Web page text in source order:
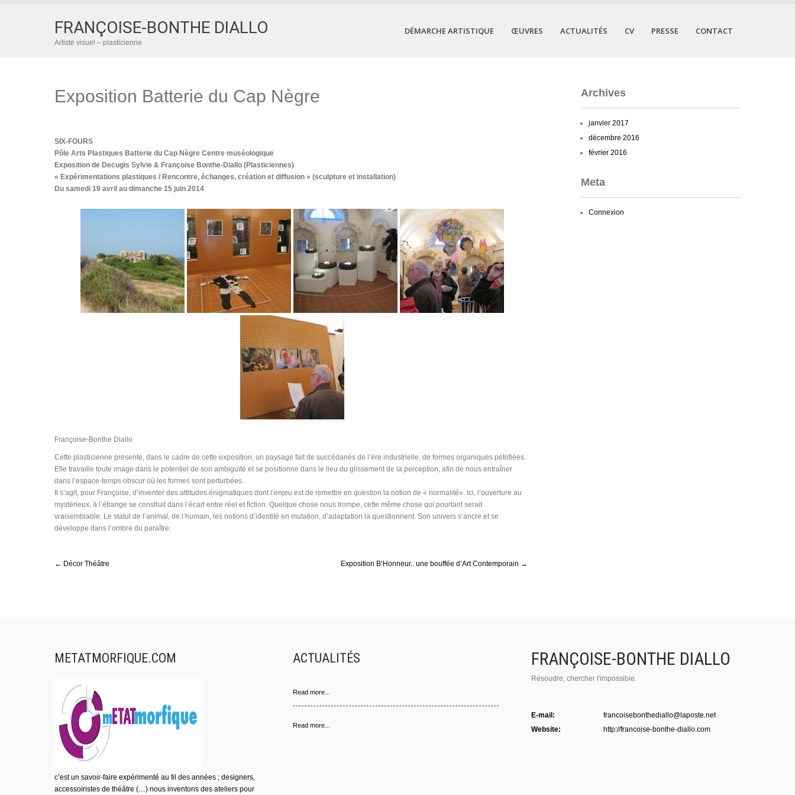
FRANÇOISE-BONTHE DIALLO
Artiste visuel – plasticienne
DÉMARCHE ARTISTIQUE ŒUVRES ACTUALITÉS CV PRESSE CONTACT
Exposition Batterie du Cap Nègre
SIX-FOURS
Pôle Arts Plastiques Batterie du Cap Nègre Centre muséologique
Exposition de Decugis Sylvie & Françoise Bonthe-Diallo (Plasticiennes)
« Expérimentations plastiques / Rencontre, échanges, création et diffusion » (sculpture et installation)
Du samedi 19 avril au dimanche 15 juin 2014
Françoise-Bonthe Diallo
Cette plasticienne présente, dans le cadre de cette exposition, un paysage fait de succédanés de l’ère industrielle, de formes organiques pétrifiées.
Elle travaille toute image dans le potentiel de son ambiguïté et se positionne dans le lieu du glissement de la perception, afin de nous entraîner
dans l’espace-temps obscur où les formes sont perturbées.
Il s’agit, pour Françoise, d’inventer des attitudes énigmatiques dont l’enjeu est de remettre en question la notion de « normalité». Ici, l’ouverture au
mystérieux, à l’étrange se construit dans l’écart entre réel et fiction. Quelque chose nous trompe, cette même chose qui pourtant serait
vraisemblable. Le statut de l’animal, de l’humain, les notions d’identité en mutation, d’adaptation la questionnent. Son univers s’ancre et se
développe dans l’ombre du paraître.
Post
navigation
← Décor Théâtre Exposition B’Honneur.. une bouffée d’Art Contemporain →
Archives
janvier 2017
décembre 2016
février 2016
Meta
Connexion
METATMORFIQUE.COM
c’est un savoir-faire expérimenté au fil des années ; designers,
accessoiristes de théâtre (…) nous inventons des ateliers pour
ACTUALITÉS
Read more...
Read more...
FRANÇOISE-BONTHE DIALLO
Résoudre, chercher l'impossible.
E-mail:
francoisebonthediallo@laposte.net
Website:
http://francoise-bonthe-diallo.com